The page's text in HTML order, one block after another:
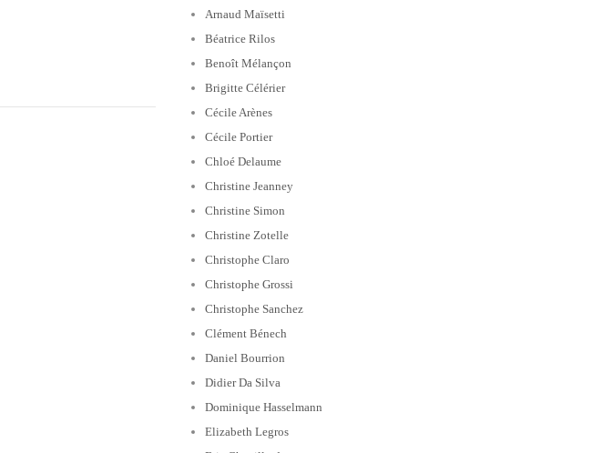
Arnaud Maïsetti
Béatrice Rilos
Benoît Mélançon
Brigitte Célérier
Cécile Arènes
Cécile Portier
Chloé Delaume
Christine Jeanney
Christine Simon
Christine Zotelle
Christophe Claro
Christophe Grossi
Christophe Sanchez
Clément Bénech
Daniel Bourrion
Didier Da Silva
Dominique Hasselmann
Elizabeth Legros